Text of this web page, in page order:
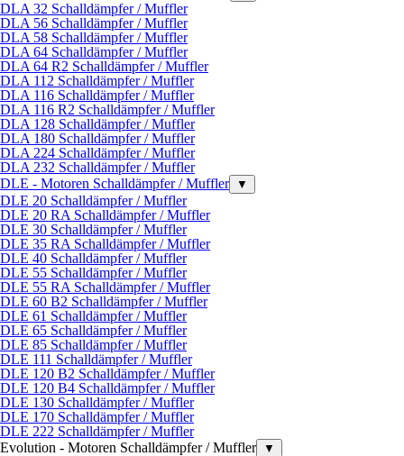
DLA 32 Schalldämpfer / Muffler
DLA 56 Schalldämpfer / Muffler
DLA 58 Schalldämpfer / Muffler
DLA 64 Schalldämpfer / Muffler
DLA 64 R2 Schalldämpfer / Muffler
DLA 112 Schalldämpfer / Muffler
DLA 116 Schalldämpfer / Muffler
DLA 116 R2 Schalldämpfer / Muffler
DLA 128 Schalldämpfer / Muffler
DLA 180 Schalldämpfer / Muffler
DLA 224 Schalldämpfer / Muffler
DLA 232 Schalldämpfer / Muffler
DLE - Motoren Schalldämpfer / Muffler
▼
DLE 20 Schalldämpfer / Muffler
DLE 20 RA Schalldämpfer / Muffler
DLE 30 Schalldämpfer / Muffler
DLE 35 RA Schalldämpfer / Muffler
DLE 40 Schalldämpfer / Muffler
DLE 55 Schalldämpfer / Muffler
DLE 55 RA Schalldämpfer / Muffler
DLE 60 B2 Schalldämpfer / Muffler
DLE 61 Schalldämpfer / Muffler
DLE 65 Schalldämpfer / Muffler
DLE 85 Schalldämpfer / Muffler
DLE 111 Schalldämpfer / Muffler
DLE 120 B2 Schalldämpfer / Muffler
DLE 120 B4 Schalldämpfer / Muffler
DLE 130 Schalldämpfer / Muffler
DLE 170 Schalldämpfer / Muffler
DLE 222 Schalldämpfer / Muffler
Evolution - Motoren Schalldämpfer / Muffler
▼